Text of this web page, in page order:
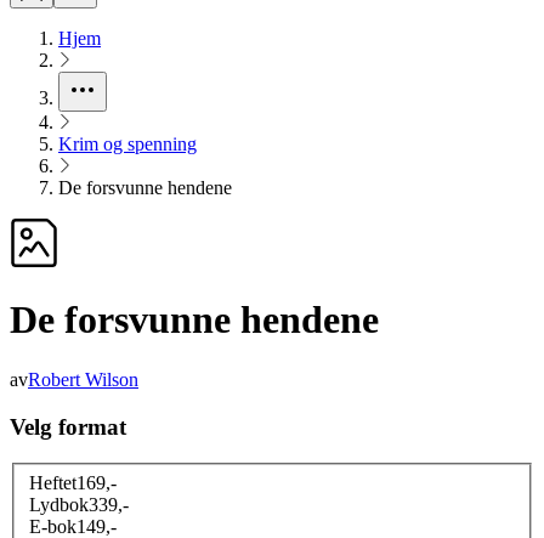
Hjem
Krim og spenning
De forsvunne hendene
De forsvunne hendene
avRobert Wilson
Velg format
Heftet169,-
Lydbok339,-
E-bok149,-